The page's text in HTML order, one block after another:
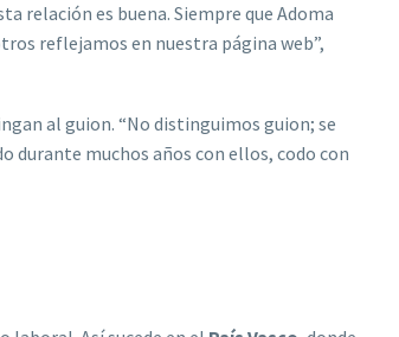
relación es buena. Siempre que Adoma
reflejamos en nuestra página web”,
al guion. “No distinguimos guion; se
durante muchos años con ellos, codo con